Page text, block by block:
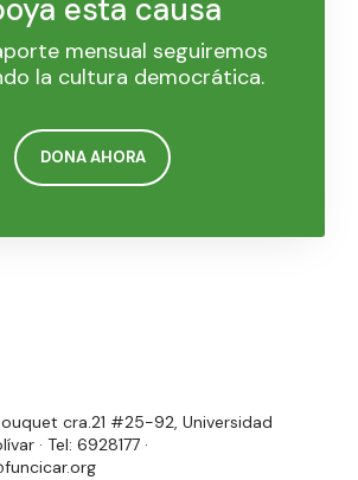
esta causa
mensual seguiremos
la cultura democrática.
DONA AHORA
cra.21 #25-92, Universidad
· Tel: 6928177 ·